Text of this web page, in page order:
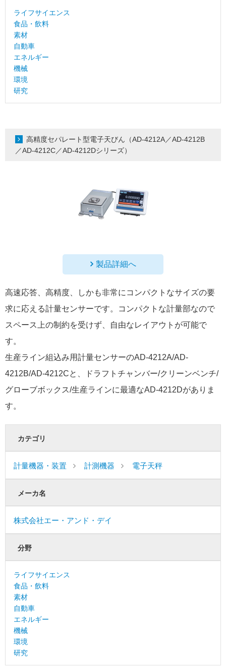
ライフサイエンス
食品・飲料
素材
自動車
エネルギー
機械
環境
研究
高精度セパレート型電子天びん（AD-4212A／AD-4212B
／AD-4212C／AD-4212Dシリーズ）
製品詳細へ
高速応答、高精度、しかも非常にコンパクトなサイズの要
求に応える計量センサーです。コンパクトな計量部なので
スペース上の制約を受けず、自由なレイアウトが可能で
す。
生産ライン組込み用計量センサーのAD-4212A/AD-
4212B/AD-4212Cと、ドラフトチャンバー/クリーンベンチ/
グローブボックス/生産ラインに最適なAD-4212Dがありま
す。
カテゴリ
計量機器・装置 計測機器 電子天秤
メーカ名
株式会社エー・アンド・デイ
分野
ライフサイエンス
食品・飲料
素材
自動車
エネルギー
機械
環境
研究